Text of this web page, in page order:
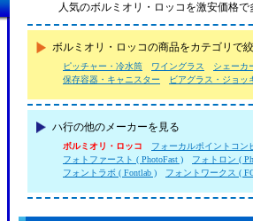
人気のボルミオリ・ロッコを激安価格
ボルミオリ・ロッコの商品をカテゴリで
ピッチャー・冷水筒 ワイングラス シェーカ
保存容器・キャニスター
ビアグラス・ジョッ
ハ行の他のメーカーを見る
ボルミオリ・ロッコ フォーカルポイントコン
フォトファースト ( PhotoFast )
フォトロン (
フォントラボ ( Fontlab )
フォントワークス (